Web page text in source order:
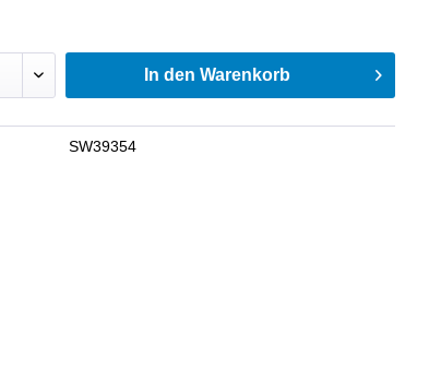
In den Warenkorb
SW39354